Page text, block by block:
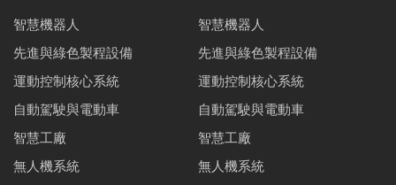
智慧機器人
先進與綠色製程設備
運動控制核心系統
自動駕駛與電動車
智慧工廠
無人機系統
智慧機器人
先進與綠色製程設備
運動控制核心系統
自動駕駛與電動車
智慧工廠
無人機系統